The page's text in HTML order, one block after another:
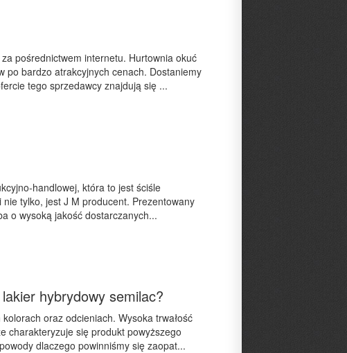
pośrednictwem internetu. Hurtownia okuć
po bardzo atrakcyjnych cenach. Dostaniemy
tego sprzedawcy znajdują się ...
handlowej, która to jest ściśle
tylko, jest J M producent. Prezentowany
o wysoką jakość dostarczanych...
hybrydowy semilac?
oraz odcieniach. Wysoka trwałość
charakteryzuje się produkt powyższego
dlaczego powinniśmy się zaopat...